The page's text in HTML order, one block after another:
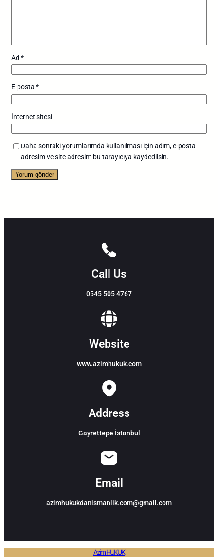
Ad *
E-posta *
İnternet sitesi
Daha sonraki yorumlarımda kullanılması için adım, e-posta
adresim ve site adresim bu tarayıcıya kaydedilsin.
Call Us
0545 505 4767
Website
www.azimhukuk.com
Address
Gayrettepe İstanbul
Email
azimhukukdanismanlik.com@gmail.com
Azim HUKUK